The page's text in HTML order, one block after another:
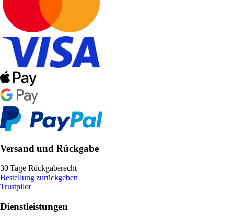
Versand und Rückgabe
30 Tage Rückgaberecht
Bestellung zurückgeben
Trustpilot
Dienstleistungen